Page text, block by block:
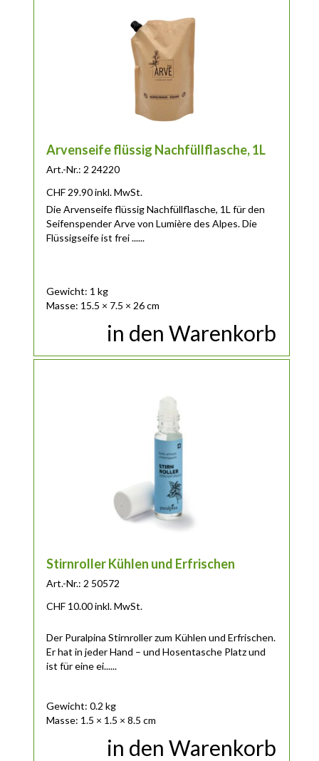
Arvenseife flüssig Nachfüllflasche, 1L
Art.-Nr.: 2 24220
CHF 29.90 inkl. MwSt.
Die Arvenseife flüssig Nachfüllflasche, 1L für den
Seifenspender Arve von Lumière des Alpes. Die
Flüssigseife ist frei ......
Gewicht: 1 kg
Masse: 15.5 × 7.5 × 26 cm
in den Warenkorb
Stirnroller Kühlen und Erfrischen
Art.-Nr.: 2 50572
CHF 10.00 inkl. MwSt.
Der Puralpina Stirnroller zum Kühlen und Erfrischen.
Er hat in jeder Hand – und Hosentasche Platz und
ist für eine ei......
Gewicht: 0.2 kg
Masse: 1.5 × 1.5 × 8.5 cm
in den Warenkorb